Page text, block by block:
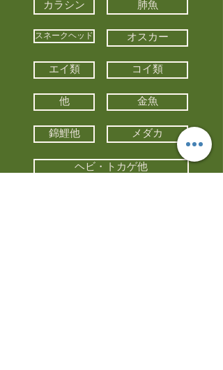
カラシン 肺魚
スネークヘッド オスカー
エイ類 コイ類
他 金魚
錦鯉他 メダカ
ヘビ・トカゲ他